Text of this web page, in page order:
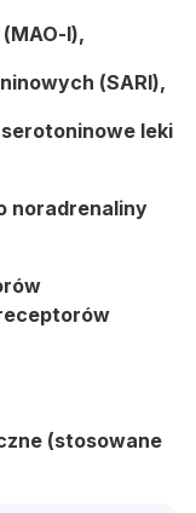
I),
(SARI),
leki
noradrenaliny
(stosowane